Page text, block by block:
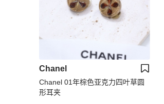
Chanel
Chanel 01年棕色亚克力四叶草圆
形耳夹